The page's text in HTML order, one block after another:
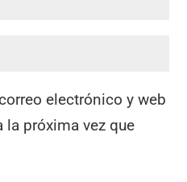
electrónico y web
la próxima vez que